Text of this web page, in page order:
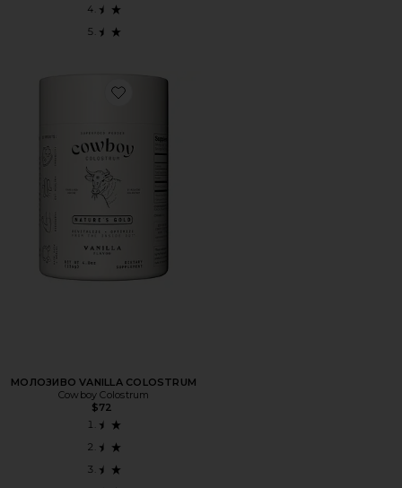
Favorite МОЛОЗИВО VANILLA COLOSTRUM
МОЛОЗИВО VANILLA COLOSTRUM
Cowboy Colostrum
$72